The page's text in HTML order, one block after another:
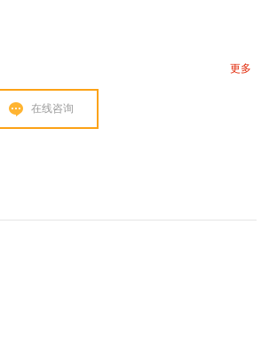
更多
在线咨询